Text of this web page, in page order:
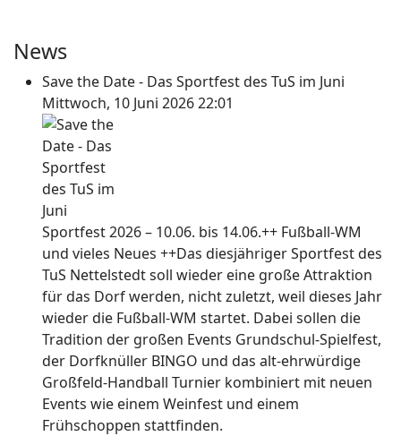
News
Save the Date - Das Sportfest des TuS im Juni
Mittwoch, 10 Juni 2026 22:01
Sportfest 2026 – 10.06. bis 14.06.++ Fußball-WM
und vieles Neues ++Das diesjähriger Sportfest des
TuS Nettelstedt soll wieder eine große Attraktion
für das Dorf werden, nicht zuletzt, weil dieses Jahr
wieder die Fußball-WM startet. Dabei sollen die
Tradition der großen Events Grundschul-Spielfest,
der Dorfknüller BINGO und das alt-ehrwürdige
Großfeld-Handball Turnier kombiniert mit neuen
Events wie einem Weinfest und einem
Frühschoppen stattfinden.